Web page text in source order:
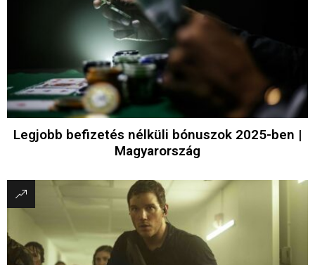
Legjobb befizetés nélküli bónuszok 2025-ben |
Magyarország